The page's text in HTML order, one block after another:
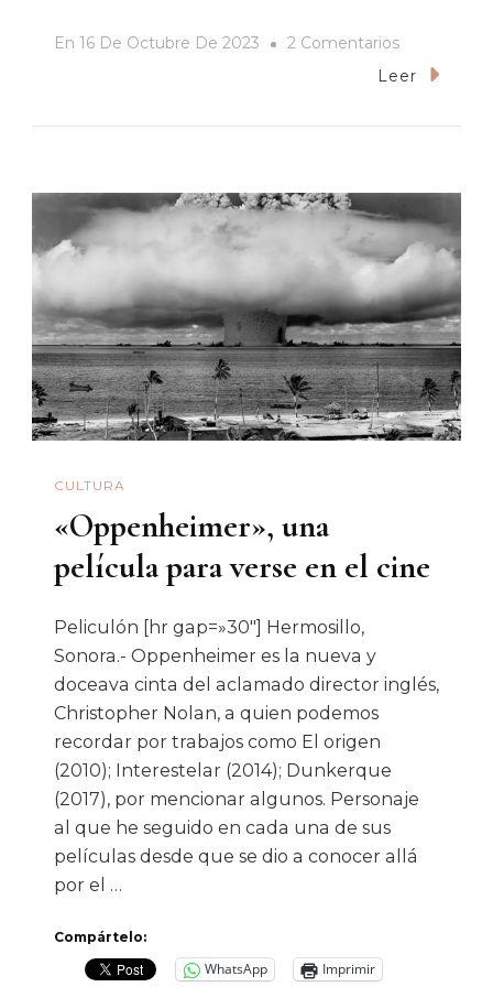
En 16 De Octubre De 2023 2 ComentariosEn
Se
«milagro»
CRÓNICA
SONORA
En
La
Sociedad
Sonorense
Leer
CULTURA
«Oppenheimer», una
película para verse en el cine
Peliculón [hr gap=»30″] Hermosillo,
Sonora.- Oppenheimer es la nueva y
doceava cinta del aclamado director inglés,
Christopher Nolan, a quien podemos
recordar por trabajos como El origen
(2010); Interestelar (2014); Dunkerque
(2017), por mencionar algunos. Personaje
al que he seguido en cada una de sus
películas desde que se dio a conocer allá
por el …
Compártelo:
WhatsApp
Imprimir